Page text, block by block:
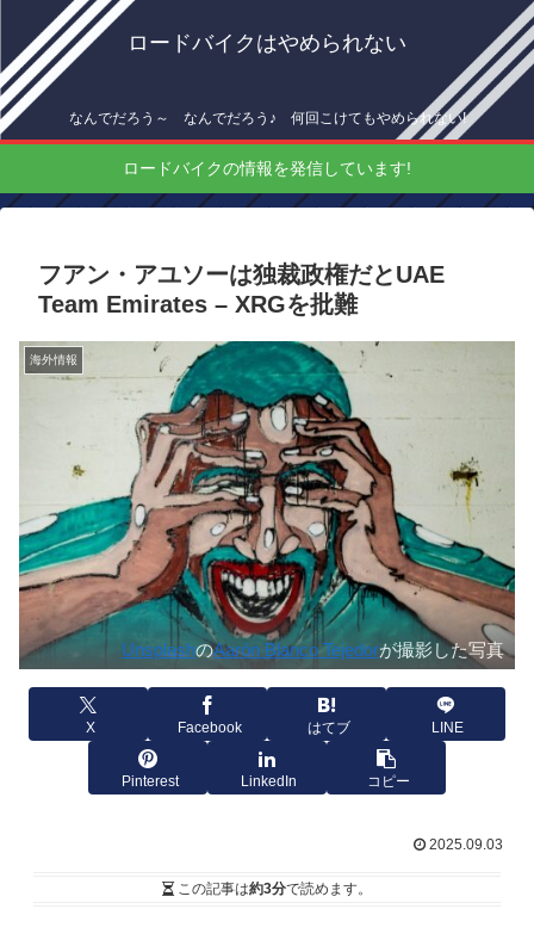
ロードバイクはやめられない
なんでだろう～ なんでだろう♪ 何回こけてもやめられない!
ロードバイクの情報を発信しています!
フアン・アユソーは独裁政権だとUAE
Team Emirates – XRGを批難
海外情報
UnsplashのAarón Blanco Tejedorが撮影した写真
X Facebook はてブ LINE
Pinterest LinkedIn コピー
2025.09.03
この記事は約3分で読めます。